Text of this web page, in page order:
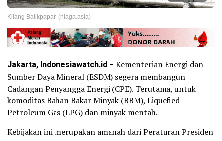
Kilang Balikpapan (niaga.asia)
Jakarta, Indonesiawatch.id – Kementerian Energi dan
Sumber Daya Mineral (ESDM) segera membangun
Cadangan Penyangga Energi (CPE). Terutama, untuk
komoditas Bahan Bakar Minyak (BBM), Liquefied
Petroleum Gas (LPG) dan minyak mentah.
Kebijakan ini merupakan amanah dari Peraturan Presiden